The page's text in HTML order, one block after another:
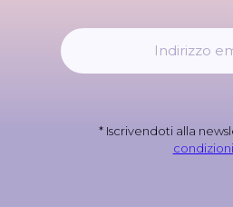
I
s
* Iscrivendoti alla
condizioni